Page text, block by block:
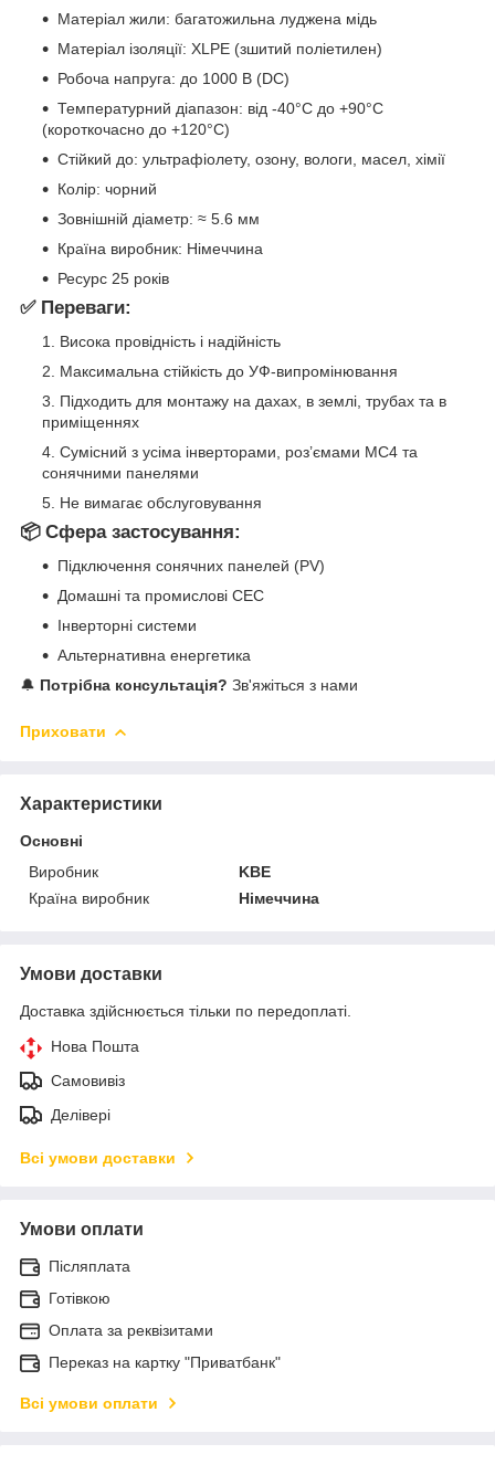
Матеріал жили: багатожильна луджена мідь
Матеріал ізоляції: XLPE (зшитий поліетилен)
Робоча напруга: до 1000 В (DC)
Температурний діапазон: від -40°C до +90°C
(короткочасно до +120°C)
Стійкий до: ультрафіолету, озону, вологи, масел, хімії
Колір: чорний
Зовнішній діаметр: ≈ 5.6 мм
Країна виробник: Німеччина
Ресурс 25 років
✅ Переваги:
Висока провідність і надійність
Максимальна стійкість до УФ-випромінювання
Підходить для монтажу на дахах, в землі, трубах та в
приміщеннях
Сумісний з усіма інверторами, роз’ємами MC4 та
сонячними панелями
Не вимагає обслуговування
📦 Сфера застосування:
Підключення сонячних панелей (PV)
Домашні та промислові СЕС
Інверторні системи
Альтернативна енергетика
🔔 Потрібна консультація? Зв'яжіться з нами
Приховати
Характеристики
Основні
Виробник
KBE
Країна виробник
Німеччина
Умови доставки
Доставка здійснюється тільки по передоплаті.
Нова Пошта
Самовивіз
Делівері
Всі умови доставки
Умови оплати
Післяплата
Готівкою
Оплата за реквізитами
Переказ на картку "Приватбанк"
Всі умови оплати